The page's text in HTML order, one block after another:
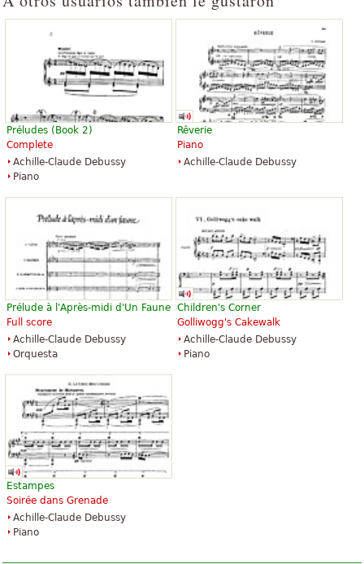
Préludes (Book 2)
Complete
Achille-Claude Debussy
Piano
Rêverie
Piano
Achille-Claude Debussy
Prélude à l'Après-midi d'Un Faune
Full score
Achille-Claude Debussy
Orquesta
Children's Corner
Golliwogg's Cakewalk
Achille-Claude Debussy
Piano
Estampes
Soirée dans Grenade
Achille-Claude Debussy
Piano